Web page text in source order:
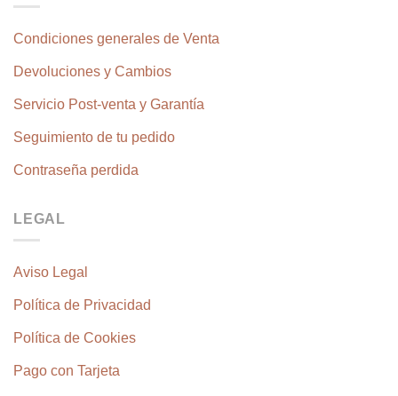
Condiciones generales de Venta
Devoluciones y Cambios
Servicio Post-venta y Garantía
Seguimiento de tu pedido
Contraseña perdida
LEGAL
Aviso Legal
Política de Privacidad
Política de Cookies
Pago con Tarjeta